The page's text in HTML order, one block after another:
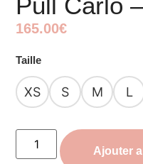
165.00€
Taille
XS S M L
Ajouter